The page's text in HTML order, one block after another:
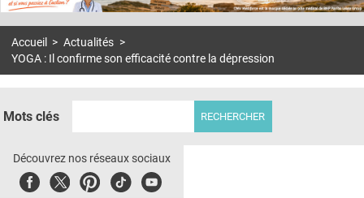
S'ABONNER À LA REVUE SOIN À DOMICILE
DOSSIERS
E-REVUE SAD
Accueil > Actualités >
YOGA : Il confirme son efficacité contre la dépression
Mots clés
Découvrez nos réseaux sociaux
FacebookTwitterPinterest
TiktokYoubute